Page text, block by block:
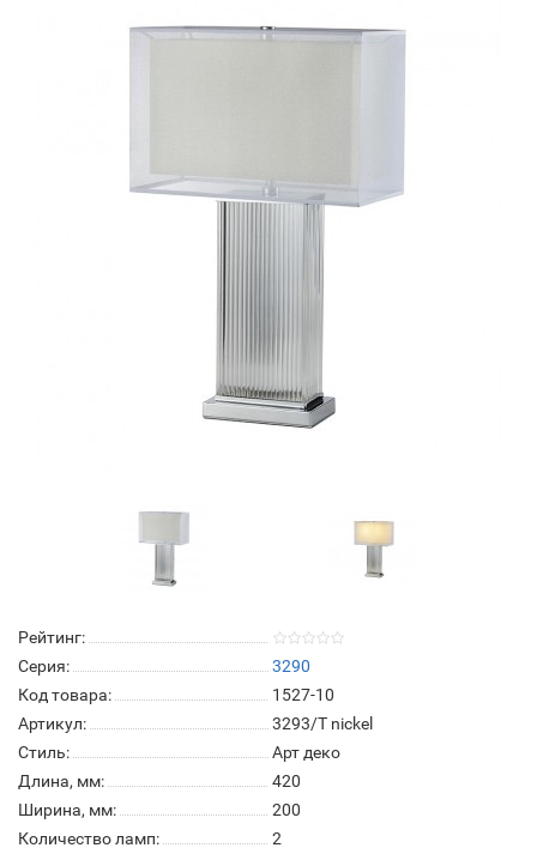
Рейтинг:
Серия:
3290
Код товара:
1527-10
Артикул:
3293/T nickel
Стиль:
Арт деко
Длина, мм:
420
Ширина, мм:
200
Количество ламп:
2